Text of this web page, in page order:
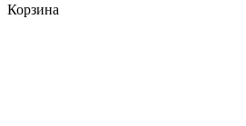
Корзина